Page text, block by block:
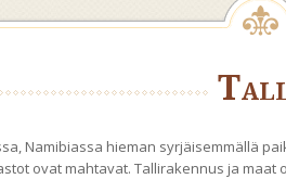
Namibiassa hieman syrjäisemmällä
ovat mahtavat. Tallirakennus ja